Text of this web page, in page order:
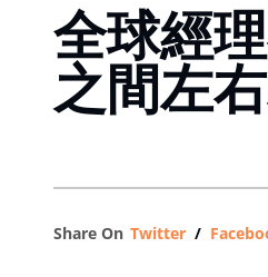
全球經
之間左
Share On Twitter /